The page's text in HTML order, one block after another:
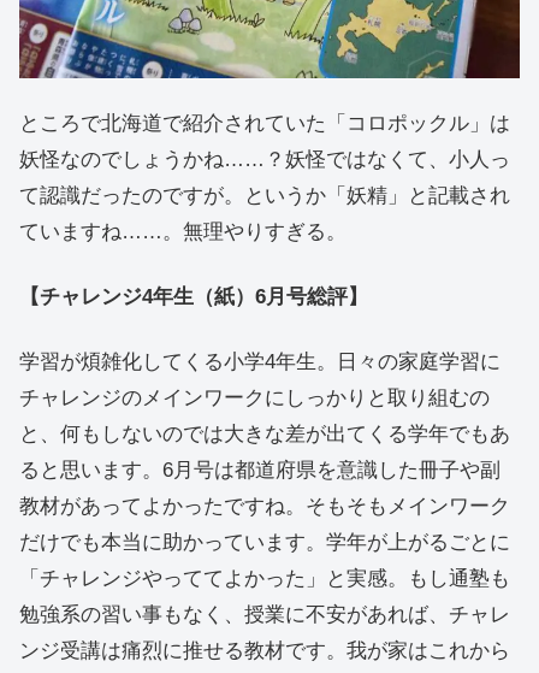
ところで北海道で紹介されていた「コロポックル」は
妖怪なのでしょうかね……？妖怪ではなくて、小人っ
て認識だったのですが。というか「妖精」と記載され
ていますね……。無理やりすぎる。
【チャレンジ4年生（紙）6月号総評】
学習が煩雑化してくる小学4年生。日々の家庭学習に
チャレンジのメインワークにしっかりと取り組むの
と、何もしないのでは大きな差が出てくる学年でもあ
ると思います。6月号は都道府県を意識した冊子や副
教材があってよかったですね。そもそもメインワーク
だけでも本当に助かっています。学年が上がるごとに
「チャレンジやっててよかった」と実感。もし通塾も
勉強系の習い事もなく、授業に不安があれば、チャレ
ンジ受講は痛烈に推せる教材です。我が家はこれから